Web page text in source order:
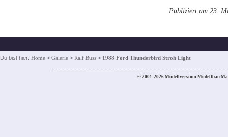
Publiziert am 23.
Du bist hier: Home > Galerie > Ralf Buss > 1988 Ford Thunderbird Stroh Light
© 2001-2026 Modellversium Modellbau